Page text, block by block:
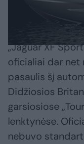
„Jaguar XF
oficialiai dar
pasaulis šį
Didžiosios
garsiosiose
lenktynėse.
nebuvo